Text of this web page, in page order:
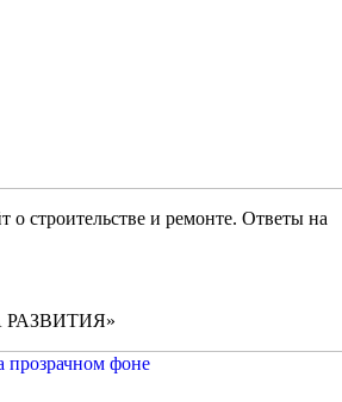
строительстве и ремонте. Ответы на